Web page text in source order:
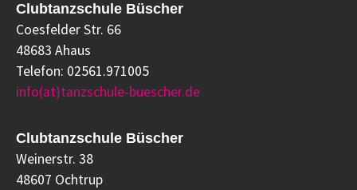
Clubtanzschule Büscher
Coesfelder Str. 66
48683 Ahaus
Telefon: 02561.971005
info(at)tanzschule-buescher.de
Clubtanzschule Büscher
Weinerstr. 38
48607 Ochtrup